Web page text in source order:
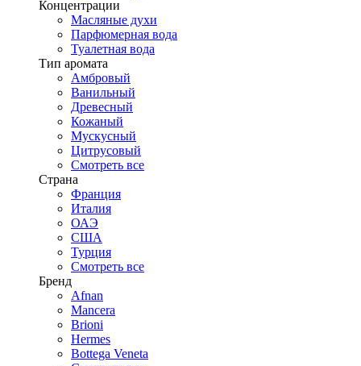
Концентрации
Масляные духи
Парфюмерная вода
Туалетная вода
Тип аромата
Амбровый
Ванильный
Древесный
Кожаный
Мускусный
Цитрусовый
Смотреть все
Страна
Франция
Италия
ОАЭ
США
Турция
Смотреть все
Бренд
Afnan
Mancera
Brioni
Hermes
Bottega Veneta